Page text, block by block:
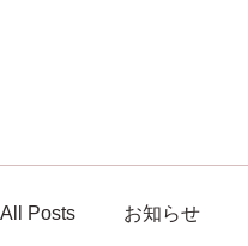
All Posts お知らせ